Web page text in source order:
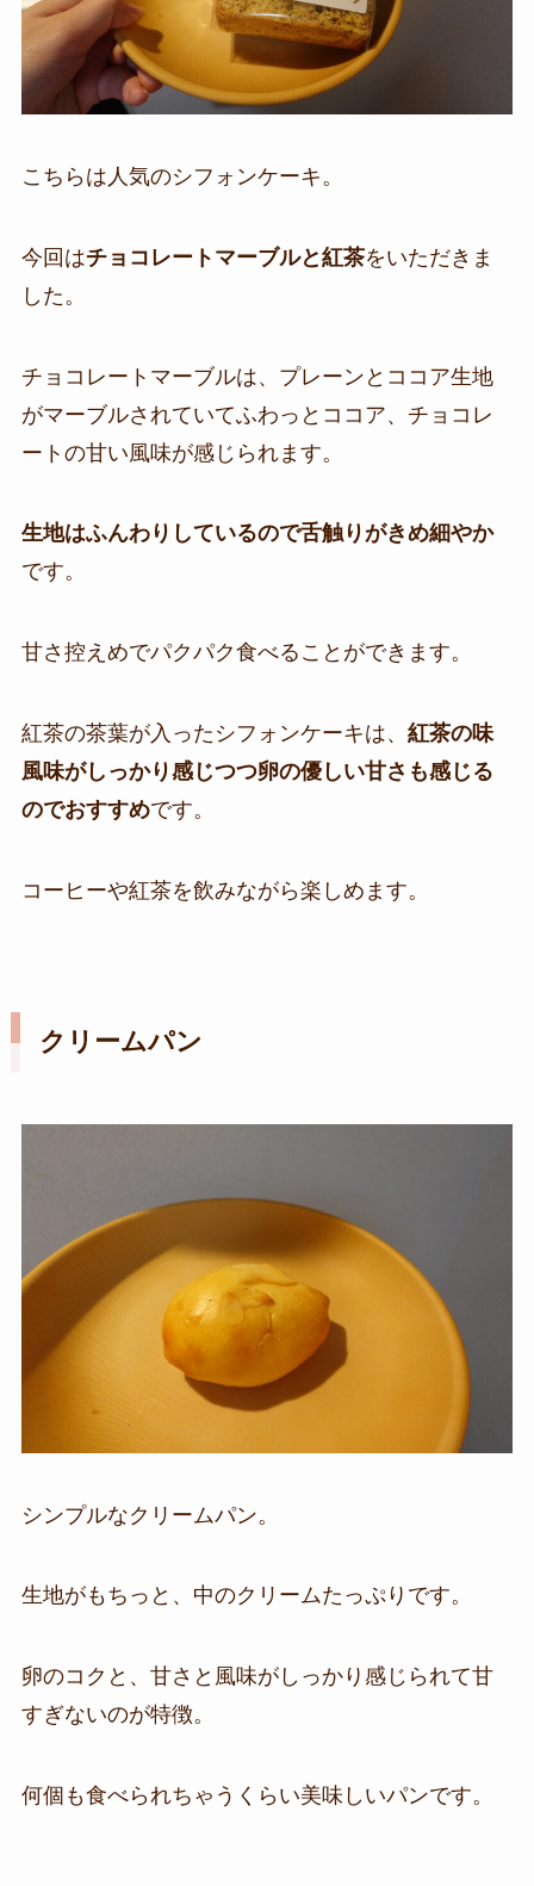
こちらは人気のシフォンケーキ。
今回はチョコレートマーブルと紅茶をいただきま
した。
チョコレートマーブルは、プレーンとココア生地
がマーブルされていてふわっとココア、チョコレ
ートの甘い風味が感じられます。
生地はふんわりしているので舌触りがきめ細やか
です。
甘さ控えめでパクパク食べることができます。
紅茶の茶葉が入ったシフォンケーキは、 紅茶の味
風味がしっかり感じつつ卵の優しい甘さも感じる
のでおすすめです。
コーヒーや紅茶を飲みながら楽しめます。
クリームパン
シンプルなクリームパン。
生地がもちっと、中のクリームたっぷりです。
卵のコクと、甘さと風味がしっかり感じられて甘
すぎないのが特徴。
何個も食べられちゃうくらい美味しいパンです。